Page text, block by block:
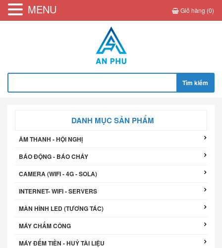
MENU Giỏ hàng (0)
DANH MỤC SẢN PHẨM
ÂM THANH - HỘI NGHỊ
BÁO ĐỘNG - BÁO CHÁY
CAMERA (WIFI - 4G - SOLA)
INTERNET- WIFI - SERVERS
MÀN HÌNH LED (TƯƠNG TÁC)
MÁY CHẤM CÔNG
MÁY ĐẾM TIỀN - HUỶ TÀI LIỆU